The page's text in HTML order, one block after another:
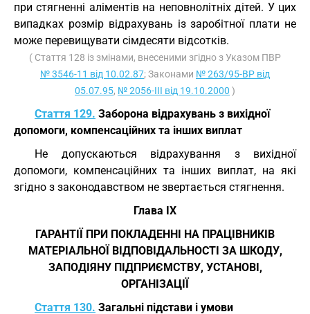
при стягненні аліментів на неповнолітніх дітей. У цих
випадках розмір відрахувань із заробітної плати не
може перевищувати сімдесяти відсотків.
( Стаття 128 із змінами, внесеними згідно з Указом ПВР
№ 3546-11 від 10.02.87; Законами № 263/95-ВР від
05.07.95, № 2056-III від 19.10.2000 )
Стаття 129. Заборона відрахувань з вихідної
допомоги, компенсаційних та інших виплат
Не допускаються відрахування з вихідної
допомоги, компенсаційних та інших виплат, на які
згідно з законодавством не звертається стягнення.
Глава IX
ГАРАНТІЇ ПРИ ПОКЛАДЕННІ НА ПРАЦІВНИКІВ
МАТЕРІАЛЬНОЇ ВІДПОВІДАЛЬНОСТІ ЗА ШКОДУ,
ЗАПОДІЯНУ ПІДПРИЄМСТВУ, УСТАНОВІ,
ОРГАНІЗАЦІЇ
Стаття 130. Загальні підстави і умови